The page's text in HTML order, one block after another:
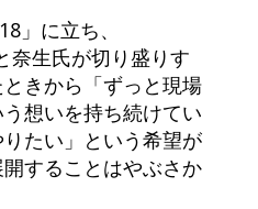
」に立ち、
奈生氏が切り盛りす
きから「ずっと現場
想いを持ち続けてい
たい」という希望が
することはやぶさか